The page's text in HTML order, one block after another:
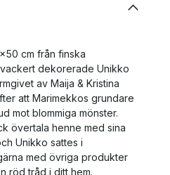
cm från finska
dekorerade Unikko
av Maija & Kristina
att Marimekkos grundare
mot blommiga mönster.
övertala henne med sina
Unikko sattes i
med övriga produkter
röd tråd i ditt hem.